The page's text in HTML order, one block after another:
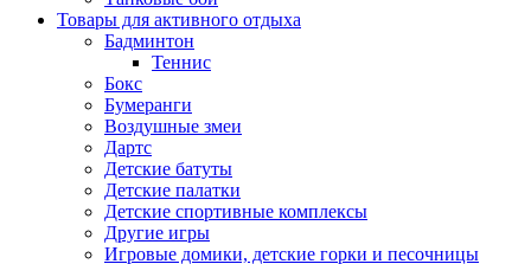
Товары для активного отдыха
Бадминтон
Теннис
Бокс
Бумеранги
Воздушные змеи
Дартс
Детские батуты
Детские палатки
Детские спортивные комплексы
Другие игры
Игровые домики, детские горки и песочницы